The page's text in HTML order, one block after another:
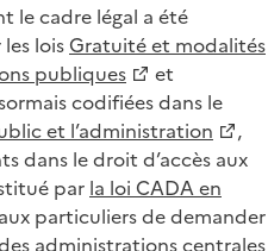
le cadre légal a été
loisGratuité et modalités
publiques
et
codifiées dans le
et l’administration
,
dans le droit d’accès aux
par la loi CADA en
particuliers de demander
administrations centrales